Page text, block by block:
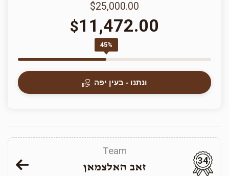
$25,000.00
$11,472.00
45%
ונתנו - בעין יפה
Team
זאב האלצמאן
34